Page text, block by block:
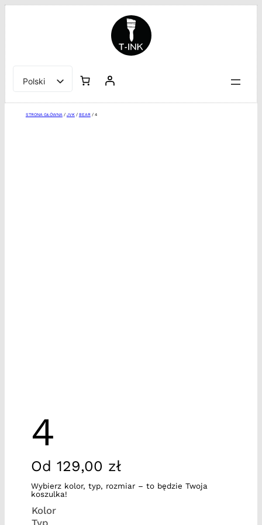
Przejdź
do
treści
Polski
English
STRONA GŁÓWNA / JVK/ BEAR/ 4
4
Od 129,00 zł
Wybierz kolor, typ, rozmiar – to będzie Twoja
koszulka!
Kolor